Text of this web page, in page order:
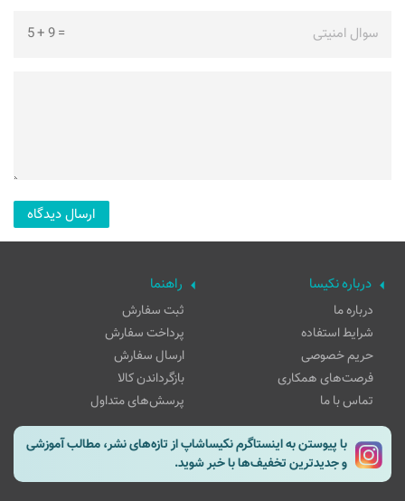
سوال امنیتی =
9
+
5
درباره نکیسا
درباره ما
شرایط استفاده
حریم خصوصی
فرصت‌های همکاری
تماس با ما
راهنما
ثبت سفارش
پرداخت سفارش
ارسال سفارش
بازگرداندن کالا
پرسش‌های متداول
با پیوستن به اینستاگرم نکیساشاپ از تازه‌های نشر، مطالب آموزشی
و جدیدترین تخفیف‌ها با خبر شوید.